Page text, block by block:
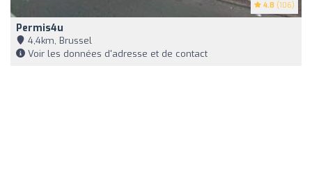
4.8 (106)
Permis4u
4,4km, Brussel
Voir les données d'adresse et de contact